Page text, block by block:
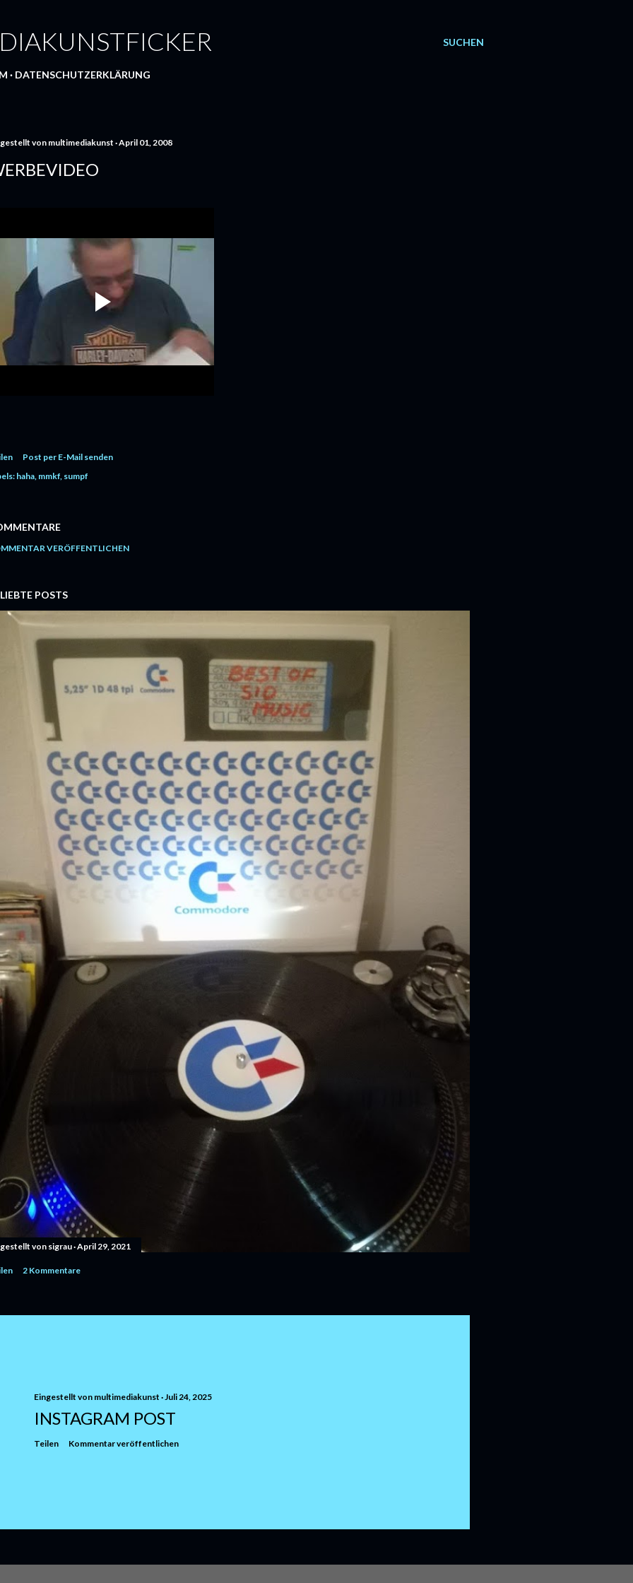
SUCHEN
DATENSCHUTZERKLÄRUNG
von multimediakunst April 01, 2008
Post per E-Mail senden
haha mmkf sumpf
VERÖFFENTLICHEN
POSTS
von sigrau April 29, 2021
2 Kommentare
Eingestellt von multimediakunst Juli 24, 2025
INSTAGRAM POST
Teilen Kommentar veröffentlichen